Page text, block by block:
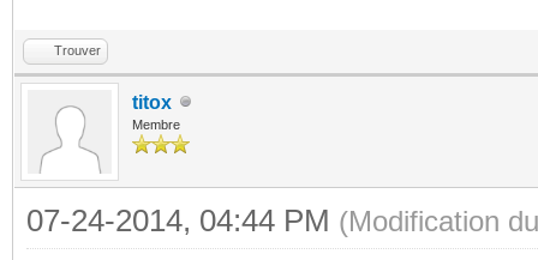
Trouver
titox
Membre
07-24-2014, 04:44 PM (Modification